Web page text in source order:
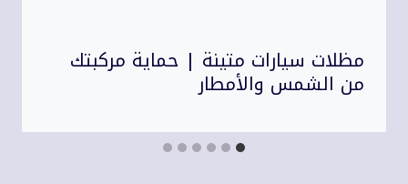
مظلات سيارات متينة | حماية مركبتك
من الشمس والأمطار